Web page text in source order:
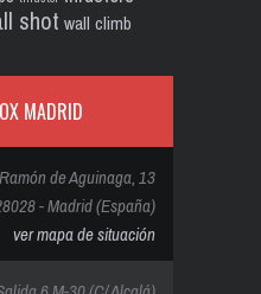
shot wall climb
MADRID
de Aguinaga, 13
- Madrid (España)
ver mapa de situación